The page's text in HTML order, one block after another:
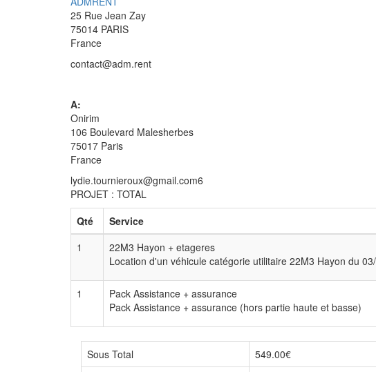
25 Rue Jean Zay
75014 PARIS
France
contact@adm.rent
A:
Onirim
106 Boulevard Malesherbes
75017 Paris
France
lydie.tournieroux@gmail.com6
PROJET : TOTAL
Qté
Service
1
22M3 Hayon + etageres
Location d'un véhicule catégorie utilitaire 22M3 Hayon du
1
Pack Assistance + assurance
Pack Assistance + assurance (hors partie haute et basse)
Sous Total
549.00€